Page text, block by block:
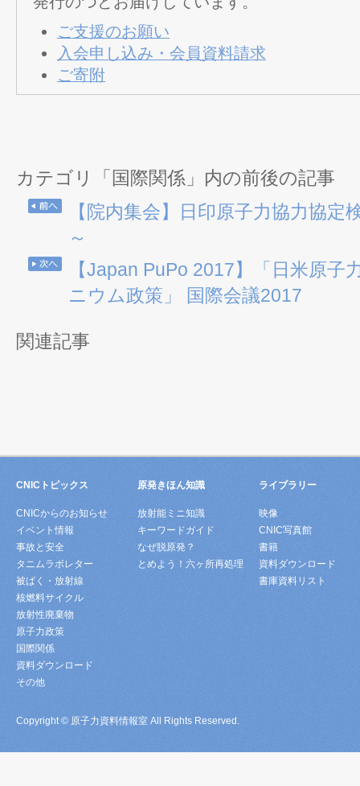
ご支援のお願い
入会申し込み・会員資料請求
ご寄附
カテゴリ「国際関係」内の前後の記事
【院内集会】日印原子力協力協定
～
【Japan PuPo 2017】「日米原子
ニウム政策」 国際会議2017
関連記事
CNICトピックス
CNICからのお知らせ
イベント情報
事故と安全
タニムラボレター
被ばく・放射線
核燃料サイクル
放射性廃棄物
原子力政策
国際関係
資料ダウンロード
その他
原発きほん知識
放射能ミニ知識
キーワードガイド
なぜ脱原発？
とめよう！六ヶ所再処理
ライブラリー
映像
CNIC写真館
書籍
資料ダウンロード
書庫資料リスト
Copyright © 原子力資料情報室 All Rights Reserved.